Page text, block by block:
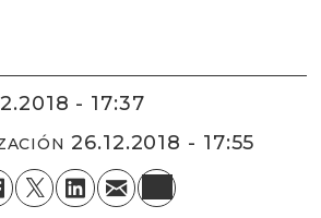
- 17:37
26.12.2018 - 17:55